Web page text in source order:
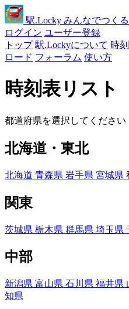
駅.Locky みんなでつく
ログイン ユーザー登録
トップ 駅.Lockyについて 時
ロード フォーラム 使い方
時刻表リスト
都道府県を選択してください
北海道・東北
北海道 青森県 岩手県 宮城県
関東
茨城県 栃木県 群馬県 埼玉県
中部
新潟県 富山県 石川県 福井県
知県